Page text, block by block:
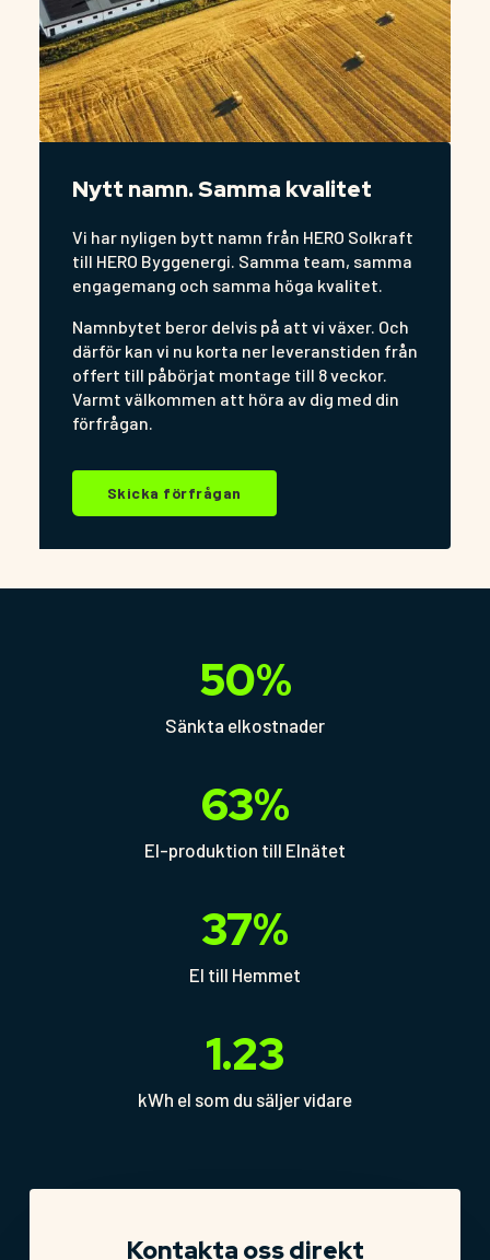
Nytt namn. Samma kvalitet
Vi har nyligen bytt namn från HERO Solkraft
till HERO Byggenergi. Samma team, samma
engagemang och samma höga kvalitet.
Namnbytet beror delvis på att vi växer. Och
därför kan vi nu korta ner leveranstiden från
offert till påbörjat montage till 8 veckor.
Varmt välkommen att höra av dig med din
förfrågan.
Skicka förfrågan
Sänkta elkostnader
50%
El-produktion till Elnätet
63%
El till Hemmet
37%
kWh el som du säljer vidare
1.23
Kontakta oss direkt